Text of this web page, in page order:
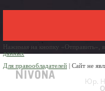
Нажимая на кнопку «Отправить»,
данных
Для правообладателей | Сайт не
Юр.